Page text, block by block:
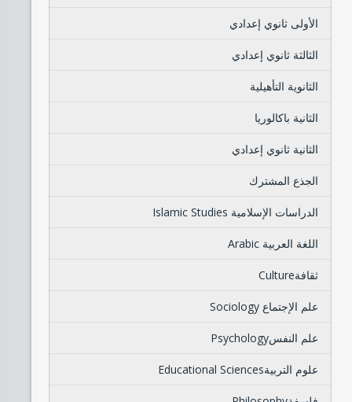
الأولى ثانوي إعدادي
الثالثة ثانوي إعدادي
الثانوية التأهيلية
الثانية باكالوريا
الثانية ثانوي إعدادي
الجذع المشترك
الدراسات الإسلامية Islamic Studies
اللغة العربية Arabic
ثقافةCulture
علم الإجتماع Sociology
علم النفسPsychology
علوم التربيةEducational Sciences